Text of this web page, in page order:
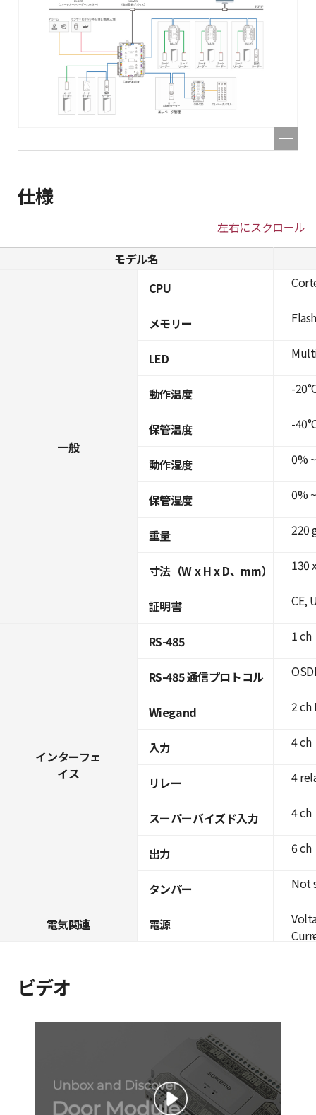
仕様
左右にスクロール
モデル名
一般
CPU
メモリー
LED
動作温度
保管温度
動作湿度
保管湿度
重量
寸法（W x H x D、mm）
証明書
インターフェ
イス
RS-485
RS-485 通信プロトコル
Wiegand
入力
リレー
スーパーバイズド入力
出力
タンパー
電気関連 電源
-
-
0%
0%
220
130
CE,
1 ch
2 ch
4 ch
4
4 ch
6 ch
Not
ビデオ